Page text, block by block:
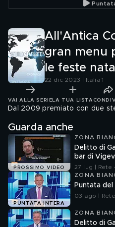
All'Antica
gran menu
le feste
22 dic 2023 | Italia 1
VAI ALLA SERIE LA TUA LISTA
Dal 2009 premiato con due
Guarda anche
PROSSIMO VIDEO
ZONA
Delitto di
bar di
27 lug | Rete
PUNTATA INTERA
ZONA
Puntata
03 ago |
ZONA
Delitto di